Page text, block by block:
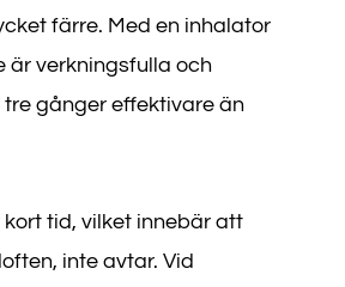
färre. Med en inhalator
är verkningsfulla och
gånger effektivare än
tid, vilket innebär att
inte avtar. Vid